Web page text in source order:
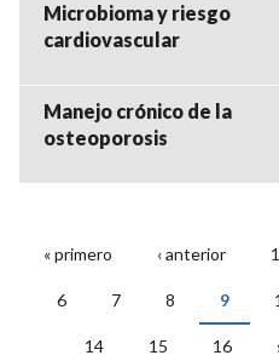
Microbioma y riesgo
cardiovascular
Manejo crónico de la
osteoporosis
PÁGINAS
« primero ‹ anterior 1
6 7 8 9
14 15 16